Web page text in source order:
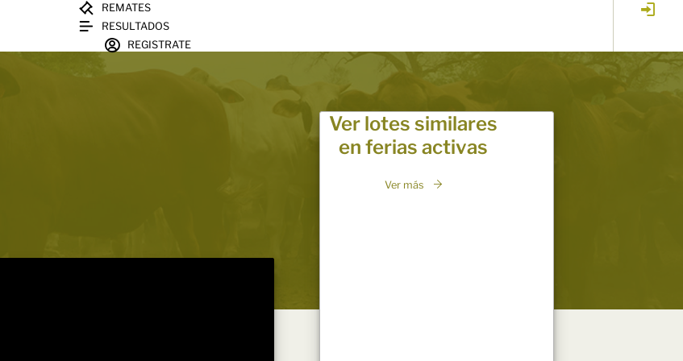
REMATES
RESULTADOS
REGISTRATE
Ver lotes similares
en ferias activas
Ver más